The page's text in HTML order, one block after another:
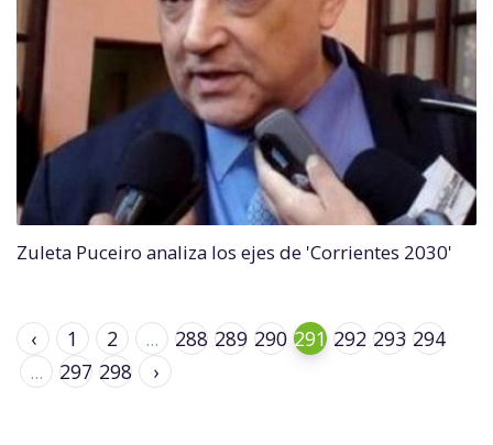
Zuleta Puceiro analiza los ejes de 'Corrientes 2030'
‹ 1 2 ... 288 289 290 291 292 293 294
...
297 298 ›